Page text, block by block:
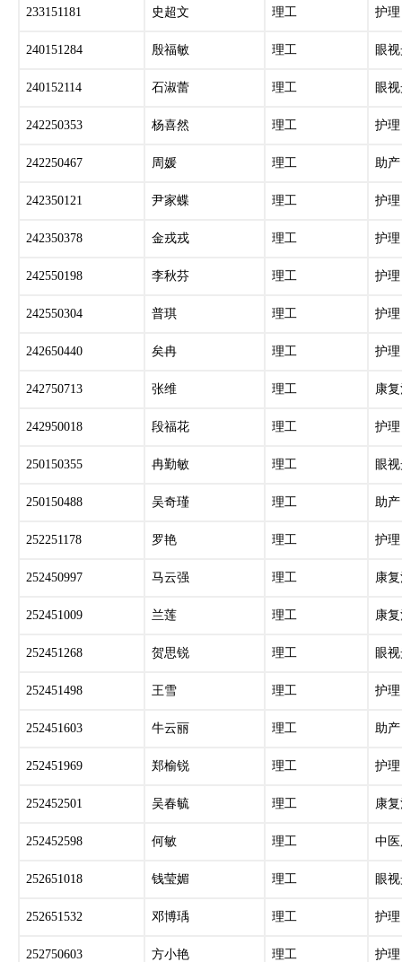
233151181 史超文 理工 护理
240151284 殷福敏 理工 眼
240152114 石淑蕾 理工 眼
242250353 杨喜然 理工 护理
242250467 周媛 理工 助产
242350121 尹家蝶 理工 护理
242350378 金戎戎 理工 护理
242550198 李秋芬 理工 护理
242550304 普琪 理工 护理
242650440 矣冉 理工 护理
242750713 张维 理工 康
242950018 段福花 理工 护理
250150355 冉勤敏 理工 眼
250150488 吴奇瑾 理工 助产
252251178 罗艳 理工 护理
252450997 马云强 理工 康
252451009 兰莲 理工 康
252451268 贺思锐 理工 眼
252451498 王雪 理工 护理
252451603 牛云丽 理工 助产
252451969 郑榆锐 理工 护理
252452501 吴春毓 理工 康
252452598 何敏 理工 中
252651018 钱莹媚 理工 眼
252651532 邓博瑀 理工 护理
252750603 方小艳 理工 护理